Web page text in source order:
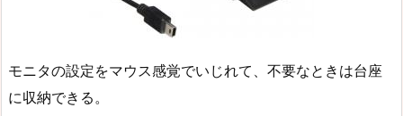
モニタの設定をマウス感覚でいじれて、不要なときは台座
に収納できる。